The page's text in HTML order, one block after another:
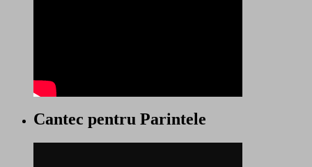
Cantec pentru Parintele